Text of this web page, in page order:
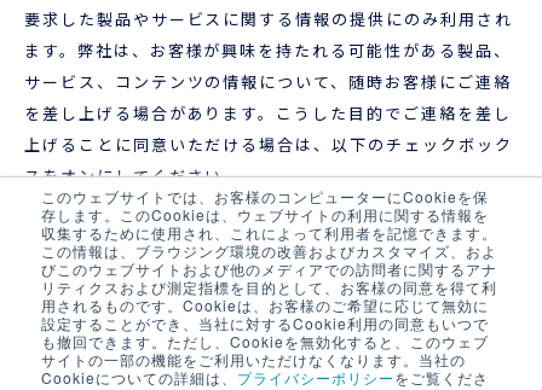
このウェブサイトでは、お客様のコンピューターにCookieを保
存します。このCookieは、ウェブサイトの利用に関する情報を
収集するために使用され、これによって利用者を記憶できます。
この情報は、ブラウジング環境の改善およびカスタマイズ、およ
びこのウェブサイトおよび他のメディアでの訪問者に関するアナ
リティクスおよび測定指標を目的として、お客様の同意を得て利
用されるものです。Cookieは、お客様のご希望に応じて無効に
設定することができ、当社に対するCookie利用の同意もいつで
も撤回できます。ただし、Cookieを無効化すると、このウェブ
サイトの一部の機能をご利用いただけなくなります。当社の
Cookieについての詳細は、 プライバシーポリシーをご覧くださ
要求した製品やサービスに関する情報の提供にのみ利用され
ます。弊社は、お客様が興味を持たれる可能性がある製品、
サービス、コンテンツの情報について、随時お客様にご連絡
を差し上げる場合があります。こうした目的でご連絡を差し
上げることに同意いただける場合は、以下のチェックボック
スをオンにしてください。
セイノーロジックス株式会社から他の連絡を
受信することに同意します。*